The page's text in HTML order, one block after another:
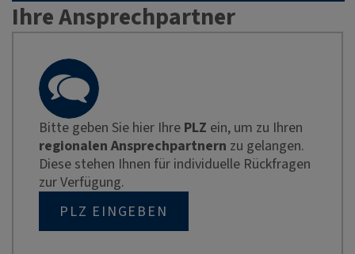
Ihre Ansprechpartner
Bitte geben Sie hier Ihre PLZ ein, um zu Ihren
regionalen Ansprechpartnern zu gelangen.
Diese stehen Ihnen für individuelle Rückfragen
zur Verfügung.
PLZ EINGEBEN